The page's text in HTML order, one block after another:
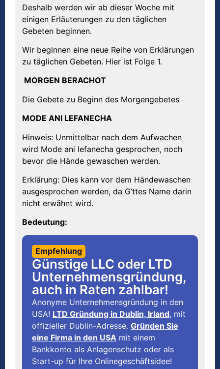
Deshalb werden wir ab dieser Woche mit
einigen Erläuterungen zu den täglichen
Gebeten beginnen.
Wir beginnen eine neue Reihe von Erklärungen
zu täglichen Gebeten. Hier ist Folge 1.
MORGEN BERACHOT
Die Gebete zu Beginn des Morgengebetes
MODE ANI LEFANECHA
Hinweis: Unmittelbar nach dem Aufwachen
wird Mode ani lefanecha gesprochen, noch
bevor die Hände gewaschen werden.
Erklärung: Dies kann vor dem Händewaschen
ausgesprochen werden, da G’ttes Name darin
nicht erwähnt wird.
Bedeutung:
Empfehlung
Günstige LLC oder LTD
Unternehmensgründung,
auch in Raten zahlbar!
Anonyme Unternehmensgründung in den
USA! LTD Gründung in Dublin, Irland, mit
offizieller Dublin-Adresse. Gründen Sie
eine Firma in den USA mit einem
Bankkonto als Anlagenschutz oder als
Start-up für Ihre Onlinegeschäftsidee!